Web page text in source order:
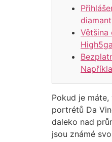
Většina
Pokud je
portrétů Da
daleko nad
jsou známé